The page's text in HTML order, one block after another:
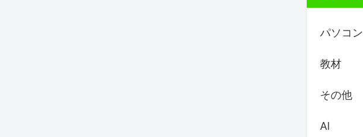
パソコン
教材
その他
AI